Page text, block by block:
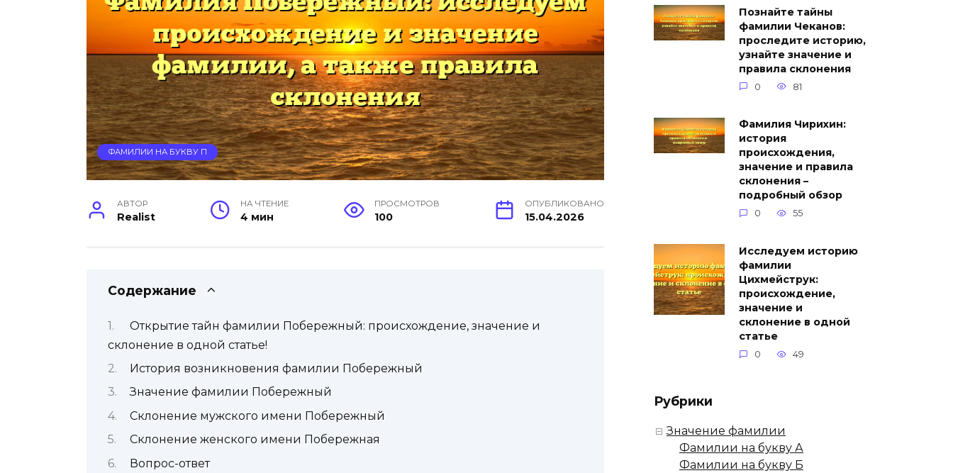
ФАМИЛИИ НА БУКВУ П
АВТОР
Realist
НА ЧТЕНИЕ
4 мин
ПРОСМОТРОВ
100
ОПУБЛИКОВАНО
15.04.2026
Содержание
Открытие тайн фамилии Побережный: происхождение, значение и
склонение в одной статье!
История возникновения фамилии Побережный
Значение фамилии Побережный
Склонение мужского имени Побережный
Склонение женского имени Побережная
Вопрос-ответ
Познайте тайны
фамилии Чеканов:
проследите историю,
узнайте значение и
правила склонения
0 81
Фамилия Чирихин:
история
происхождения,
значение и правила
склонения –
подробный обзор
0 55
Исследуем историю
фамилии
Цихмейструк:
происхождение,
значение и
склонение в одной
статье
0 49
Рубрики
Значение фамилии
Фамилии на букву А
Фамилии на букву Б